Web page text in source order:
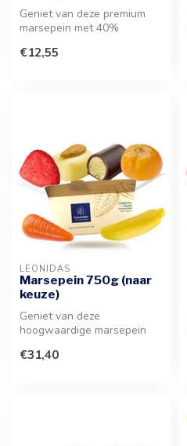
Geniet van deze premium
marsepein met 40%
zoete lekkern...
€12,55
LEONIDAS
Marsepein 750g (naar
keuze)
Geniet van deze
hoogwaardige marsepein
van 40%. Een ...
€31,40